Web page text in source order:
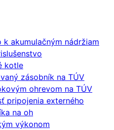
k akumulačným nádržiam
kotle
zásobník na TÚV
ohrevom na TÚV
pripojenia externého
na oh
výkonom